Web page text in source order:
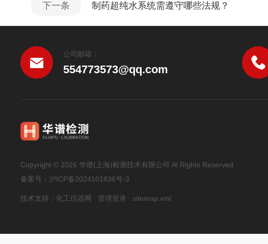
下一条 制药超纯水系统需遵守哪些法规？
公司邮箱：
554773573@qq.com
Copyright © 2026 华谱(上海)检测技术有限公司 Al Rights Reserved
备案号：沪ICP备2024101836号-3
技术支持：化工仪器网 管理登录 sitemap.xml